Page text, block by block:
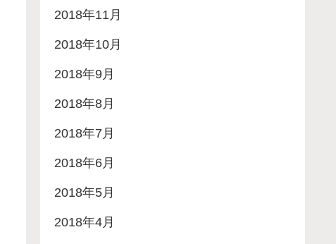
2018年11月
2018年10月
2018年9月
2018年8月
2018年7月
2018年6月
2018年5月
2018年4月